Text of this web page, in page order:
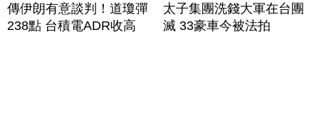
傳伊朗有意談判！道瓊彈
238點 台積電ADR收高
太子集團洗錢大軍在台團
滅 33豪車今被法拍